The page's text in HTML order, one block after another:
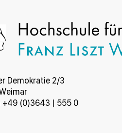
Demokratie 2/3
+49 (0)3643 | 555 0